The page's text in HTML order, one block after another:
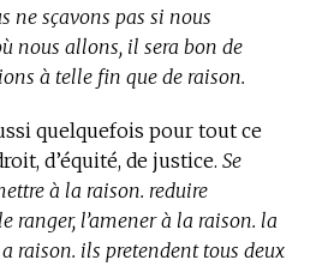
ne sçavons pas si nous
nous allons, il sera bon de
à telle fin que de raison.
quelquefois pour tout ce
d’équité, de justice. Se
à la raison. reduire
ranger, l’amener à la raison. la
raison. ils pretendent tous deux